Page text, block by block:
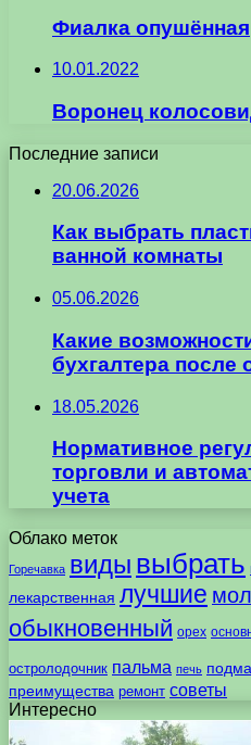
Фиалка опушённая
10.01.2022
Воронец
Последние записи
20.06.2026
Как выбрать
ванной комнаты
05.06.2026
Какие
бухгалтера после
18.05.2026
Нормативное
торговли и
учета
Облако меток
Горечавка виды выбрать
лекарственная лучшие
обыкновенный орех
остролодочник пальма печь
преимущества ремонт советы
Интересно